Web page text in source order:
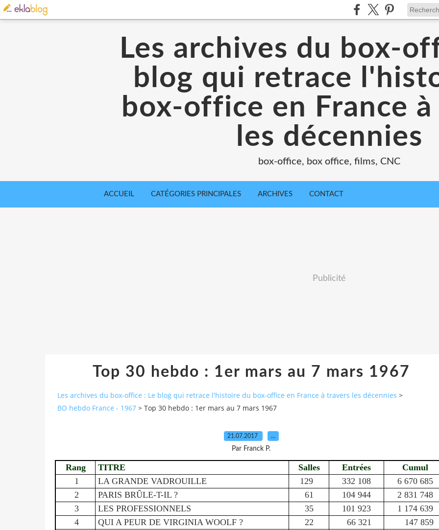
Les archives du box-
blog qui retrace
box-office en France
les décennies
box-office, box office, films, CNC
ACCUEIL CATÉGORIES PRINCIPALES ARCHIVES CONTACT
Publicité
Top 30 hebdo : 1er mars au 7 mars 1967
Les archives du box-office : Le blog qui retrace l'histoire du box-office en France à travers les décennies >
BO hebdo France - 1967 > Top 30 hebdo : 1er mars au 7 mars 1967
21.07.2017 …
Par Franck P.
Rang TITRE Salles Entrées
Cumul
1
LA GRANDE VADROUILLE 129 332 108
6 670 685
2
PARIS BRÛLE-T-IL ? 61 104 944
2 831 748
3
LES PROFESSIONNELS 35 101 923
1 174 639
4
QUI A PEUR DE VIRGINIA WOOLF ? 22 66 321
147 859